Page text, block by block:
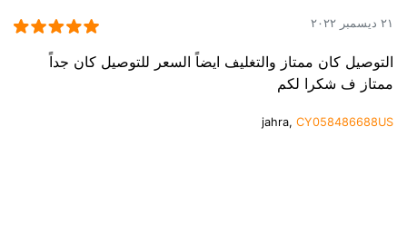
٢١ ديسمبر ٢٠٢٢
التوصيل كان ممتاز والتغليف ايضاً السعر للتوصيل كان جداً
ممتاز ف شكرا لكم
jahra, CY058486688US